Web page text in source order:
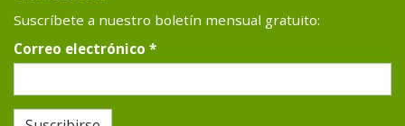
Suscríbete a nuestro boletín mensual gratuito:
Correo electrónico *